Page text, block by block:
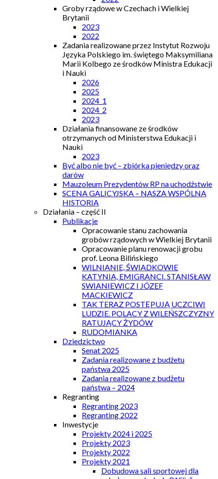
Groby rządowe w Czechach i Wielkiej
Brytanii
2023
2022
Zadania realizowane przez Instytut Rozwoju
Języka Polskiego im. świętego Maksymiliana
Marii Kolbego ze środków Ministra Edukacji
i Nauki
2026
2025
2024_1
2024_2
2023
Działania finansowane ze środków
otrzymanych od Ministerstwa Edukacji i
Nauki
2023
Być albo nie być – zbiórka pieniędzy oraz
darów
Mauzoleum Prezydentów RP na uchodźstwie
SCENA GALICYJSKA – NASZA WSPÓLNA
HISTORIA
Działania – część II
Publikacje
Opracowanie stanu zachowania
grobów rządowych w Wielkiej Brytanii
Opracowanie planu renowacji grobu
prof. Leona Bilińskiego
WILNIANIE, ŚWIADKOWIE
KATYNIA, EMIGRANCI. STANISŁAW
SWIANIEWICZ I JÓZEF
MACKIEWICZ
TAK TERAZ POSTĘPUJĄ UCZCIWI
LUDZIE. POLACY Z WILEŃSZCZYZNY
RATUJĄCY ŻYDÓW
RUDOMIANKA
Dziedzictwo
Senat 2025
Zadania realizowane z budżetu
państwa 2025
Zadania realizowane z budżetu
państwa – 2024
Regranting
Regranting 2023
Regranting 2022
Inwestycje
Projekty 2024 i 2025
Projekty 2023
Projekty 2022
Projekty 2021
Dobudowa sali sportowej dla